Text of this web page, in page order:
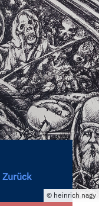
Zurück
heinrich nagy